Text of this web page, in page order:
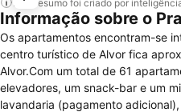
Este resumo foi criado por
Informação sobre o
Os apartamentos encontram-se
centro turístico de Alvor fica
Alvor.Com um total de 61
elevadores, um snack-bar e um
lavandaria (pagamento